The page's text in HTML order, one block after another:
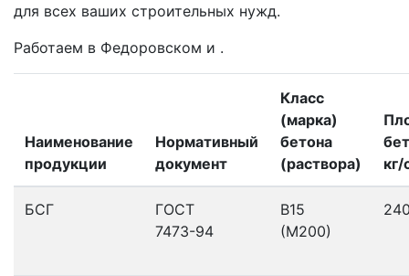
для всех ваших строительных нужд.
Работаем в Федоровском и .
Наименование
продукции
Нормативный
документ
Класс
(марка)
бетона
(раствора)
кг/
БСГ
ГОСТ
7473-94
В15
(М200)